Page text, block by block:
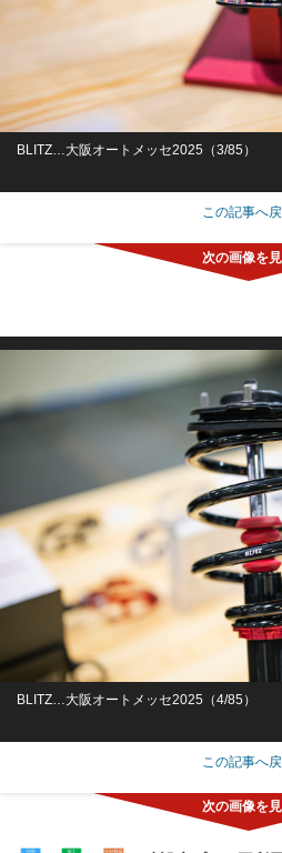
BLITZ…大阪オートメッセ2025（3/85）
この記事へ
BLITZ…大阪オートメッセ2025（4/85）
この記事へ